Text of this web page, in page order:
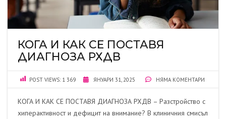
КОГА И КАК СЕ ПОСТАВЯ
ДИАГНОЗА РХДВ
POST VIEWS: 1 369 ЯНУАРИ 31, 2025 НЯМА КОМЕНТАРИ
КОГА И КАК СЕ ПОСТАВЯ ДИАГНОЗА РХДВ – Разстройство с
хиперактивност и дефицит на внимание? В клиничния смисъл